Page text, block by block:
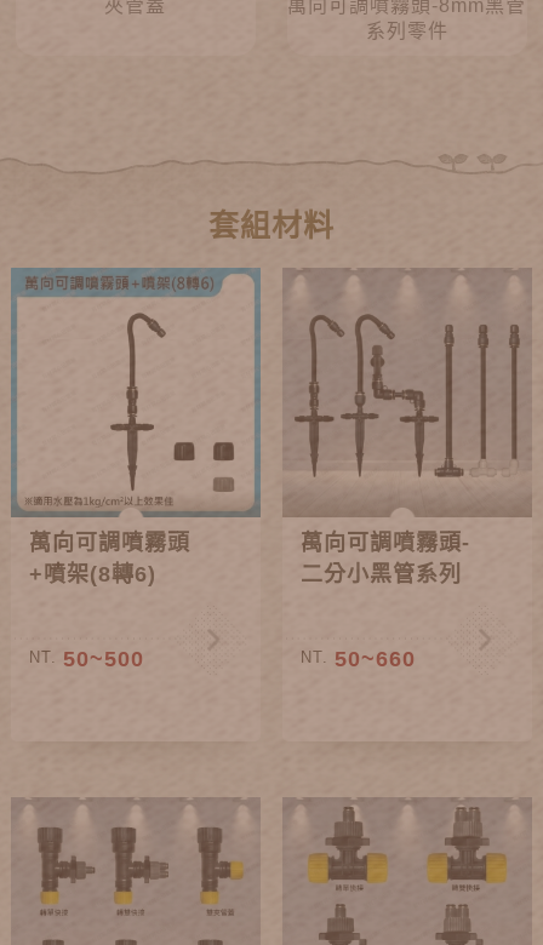
夾管蓋
萬向可調噴霧頭-8mm黑管
系列零件
套組材料
萬向可調噴霧頭
+噴架(8轉6)
NT. 50~500
萬向可調噴霧頭-
二分小黑管系列
NT. 50~660